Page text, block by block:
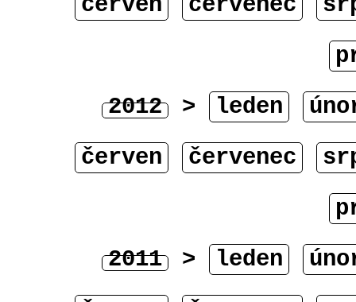
2012 > leden
červen
červenec
2011 > leden